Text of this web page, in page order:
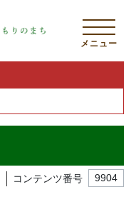
メニュー
コンテンツ番号 9904